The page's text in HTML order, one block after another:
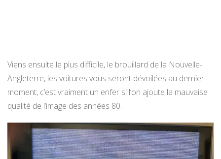
Viens ensuite le plus difficile, le brouillard de la Nouvelle-
Angleterre, les voitures vous seront dévoilées au dernier
moment, c’est vraiment un enfer si l’on ajoute la mauvaise
qualité de l’image des années 80.